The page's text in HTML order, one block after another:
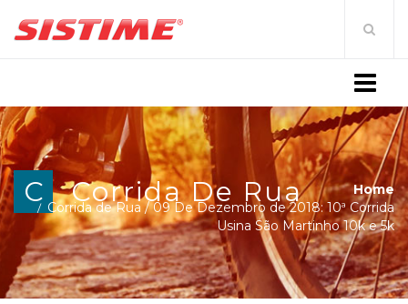
C Corrida De Rua
Home
Corrida de Rua /09 De Dezembro de 2018: 10ª Corrida
Usina São Martinho 10k e 5k